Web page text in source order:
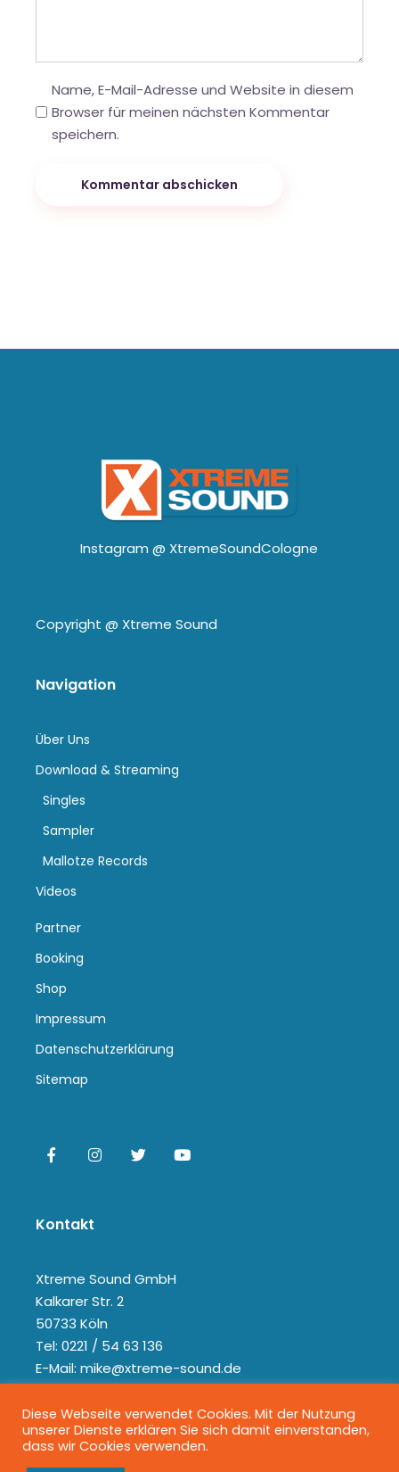
Name, E-Mail-Adresse und Website in diesem
Browser für meinen nächsten Kommentar
speichern.
Kommentar abschicken
Instagram @ XtremeSoundCologne
Copyright @ Xtreme Sound
Navigation
Über Uns
Download & Streaming
Singles
Sampler
Mallotze Records
Videos
Partner
Booking
Shop
Impressum
Datenschutzerklärung
Sitemap
Kontakt
Xtreme Sound GmbH
Kalkarer Str. 2
50733 Köln
Tel: 0221 / 54 63 136
E-Mail: mike@xtreme-sound.de
Diese Webseite verwendet Cookies. Mit der Nutzung
unserer Dienste erklären Sie sich damit einverstanden,
dass wir Cookies verwenden.